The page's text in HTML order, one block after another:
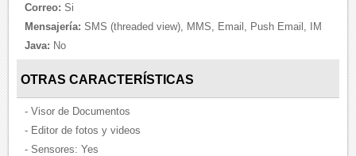
Correo: Si
Mensajería: SMS (threaded view), MMS, Email, Push Email, IM
Java: No
OTRAS CARACTERÍSTICAS
- Visor de Documentos
- Editor de fotos y videos
- Sensores: Yes